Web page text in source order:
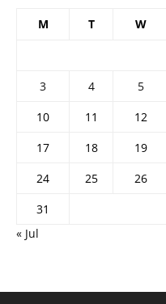
M T W
3
4 5
10
11 12
17
18 19
24
25 26
31
« Jul